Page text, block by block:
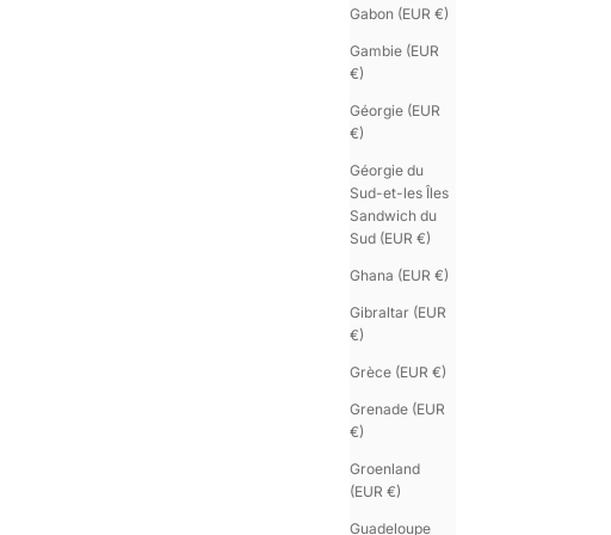
Gabon (EUR €)
Gambie (EUR
€)
Géorgie (EUR
€)
Géorgie du
Sud-et-les Îles
Sandwich du
Sud (EUR €)
Ghana (EUR €)
Gibraltar (EUR
€)
Grèce (EUR €)
Grenade (EUR
€)
Groenland
(EUR €)
Guadeloupe
L’encoche en U, visible sur la face supérieure, n’est pas un
Le réglage par boutons de col, dissimulé sous le poignet, permet
un ajustement précis sans rompre la continuité.